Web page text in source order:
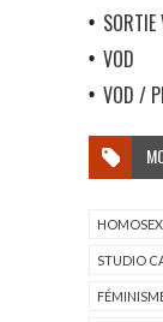
SORTIE
VOD
VOD /
STUDIO